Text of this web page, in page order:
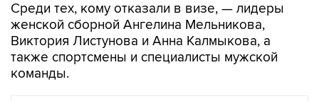
Среди тех, кому отказали в визе, — лидеры
женской сборной Ангелина Мельникова,
Виктория Листунова и Анна Калмыкова, а
также спортсмены и специалисты мужской
команды.